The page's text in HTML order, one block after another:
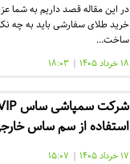
در این مقاله قصد داریم به شما
خرید طلای سفارشی باید به چه
ساخت…
۱۸ خرداد ۱۴۰۵ | ۱۸:۰۳
استفاده از سم ساس
۱۷ خرداد ۱۴۰۵ | ۱۵:۰۷